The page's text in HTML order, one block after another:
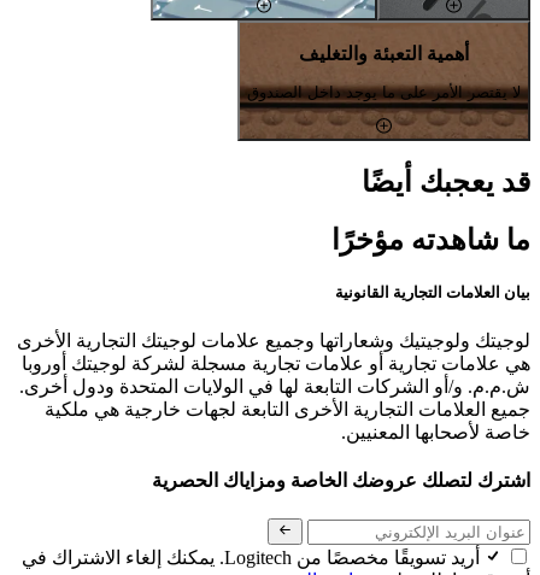
أهمية التعبئة والتغليف
لا يقتصر الأمر على ما يوجد داخل الصندوق
قد يعجبك أيضًا
ما شاهدته مؤخرًا
بيان العلامات التجارية القانونية
لوجيتك ولوجيتيك وشعاراتها وجميع علامات لوجيتك التجارية الأخرى
هي علامات تجارية أو علامات تجارية مسجلة لشركة لوجيتك أوروبا
ش.م.م. و/أو الشركات التابعة لها في الولايات المتحدة ودول أخرى.
جميع العلامات التجارية الأخرى التابعة لجهات خارجية هي ملكية
خاصة لأصحابها المعنيين.
اشترك لتصلك عروضك الخاصة ومزاياك الحصرية
أريد تسويقًا مخصصًا من Logitech. يمكنك إلغاء الاشتراك في